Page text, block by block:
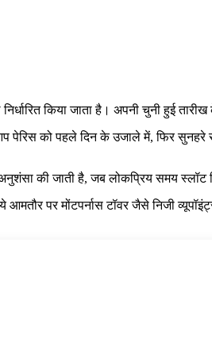
किया जाता है। अपनी चुनी हुई
पेरिस को पहले दिन के उजाले में, फिर
की जाती है, जब लोकप्रिय समय
पर मोंटपर्नास टॉवर जैसे निजी